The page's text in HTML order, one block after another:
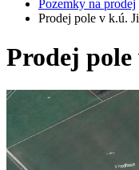
Pozemky na prodej
Prodej pole v k.ú.
Prodej